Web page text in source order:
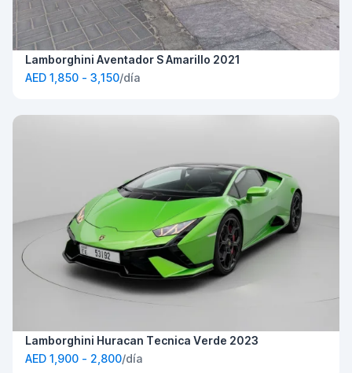
Lamborghini Aventador S Amarillo 2021
AED 1,850 - 3,150/día
Lamborghini Huracan Tecnica Verde 2023
AED 1,900 - 2,800/día